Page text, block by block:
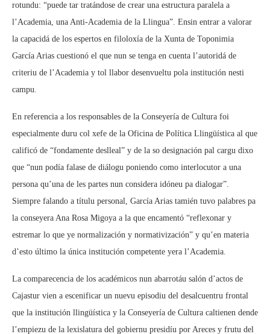
rotundu: “puede tar tratándose de crear una estructura paralela a
l’Academia, una Anti-Academia de la Llingua”. Ensin entrar a valorar
la capacidá de los espertos en filoloxía de la Xunta de Toponimia
García Arias cuestionó el que nun se tenga en cuenta l’autoridá de
criteriu de l’Academia y tol llabor desenvueltu pola institución nesti
campu.
En referencia a los responsables de la Conseyería de Cultura foi
especialmente duru col xefe de la Oficina de Política Llingüística al que
calificó de “fondamente deslleal” y de la so designación pal cargu dixo
que “nun podía falase de diálogu poniendo como interlocutor a una
persona qu’una de les partes nun considera idóneu pa dialogar”.
Siempre falando a títulu personal, García Arias tamién tuvo palabres pa
la conseyera Ana Rosa Migoya a la que encamentó “reflexonar y
estremar lo que ye normalización y normativización” y qu’en materia
d’esto último la única institución competente yera l’Academia.
La comparecencia de los académicos nun abarrotáu salón d’actos de
Cajastur vien a escenificar un nuevu episodiu del desalcuentru frontal
que la institución llingüística y la Conseyería de Cultura caltienen dende
l’empiezu de la lexislatura del gobiernu presidíu por Areces y frutu del